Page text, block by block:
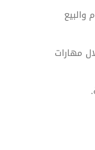
والبيع
مهارات